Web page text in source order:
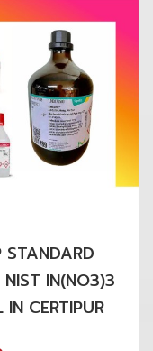
IN(NO3)3
CERTIPUR